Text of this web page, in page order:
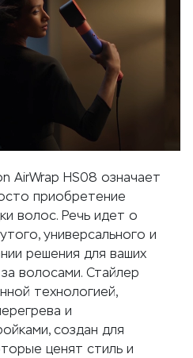
AirWrap HS08 означает
приобретение
волос. Речь идет о
универсального и
решения для ваших
волосами. Стайлер
технологией,
и
создан для
ценят стиль и